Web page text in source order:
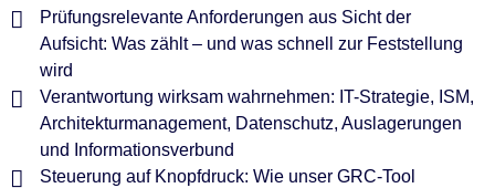
Prüfungsrelevante Anforderungen aus Sicht der
Aufsicht: Was zählt – und was schnell zur Feststellung
wird
Verantwortung wirksam wahrnehmen: IT-Strategie, ISM,
Architekturmanagement, Datenschutz, Auslagerungen
und Informationsverbund
Steuerung auf Knopfdruck: Wie unser GRC-Tool